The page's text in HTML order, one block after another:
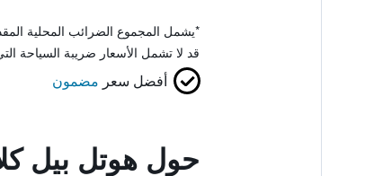
*يشمل المجموع الضرائب المحلية
قد لا تشمل الأسعار ضريبة السياحة
أفضل سعر مضمون
حول هوتل بيل